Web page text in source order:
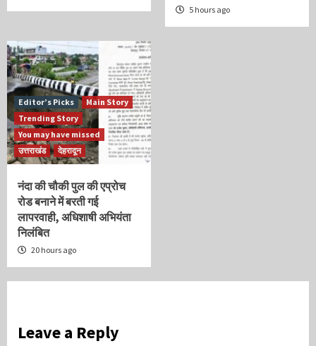
5 hours ago
Editor’s Picks
Main Story
Trending Story
You may have missed
उत्तराखंड
देहरादून
नंदा की चौकी पुल की एप्रोच
रोड बनाने में बरती गई
लापरवाही, अधिशाषी अभियंता
निलंबित
20 hours ago
Leave a Reply